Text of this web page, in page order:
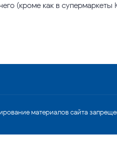
(кроме как в супермаркеты
материалов сайта